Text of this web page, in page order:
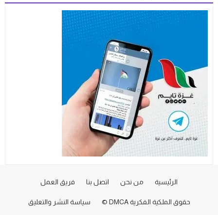
الرئيسية من نحن اتصل بنا فريق العمل
حقوق الملكية الفكرية DMCA © سياسة النشر والتعليق